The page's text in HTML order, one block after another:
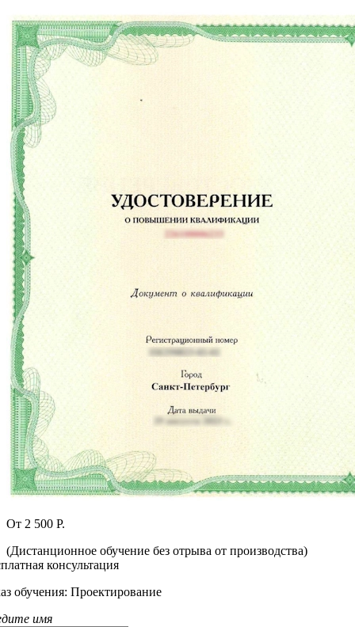
От 2 500 Р.
(Дистанционное обучение без отрыва от производства)
консультация
обучения: Проектирование
имя